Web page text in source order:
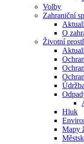
Volby
Zahraniční
O
Životní
Hluk
Mapy